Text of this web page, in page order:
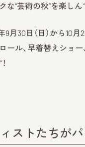
“芸術の秋”を楽し
月30日（日）から10
ル、早着替えショ
ストたちがパ